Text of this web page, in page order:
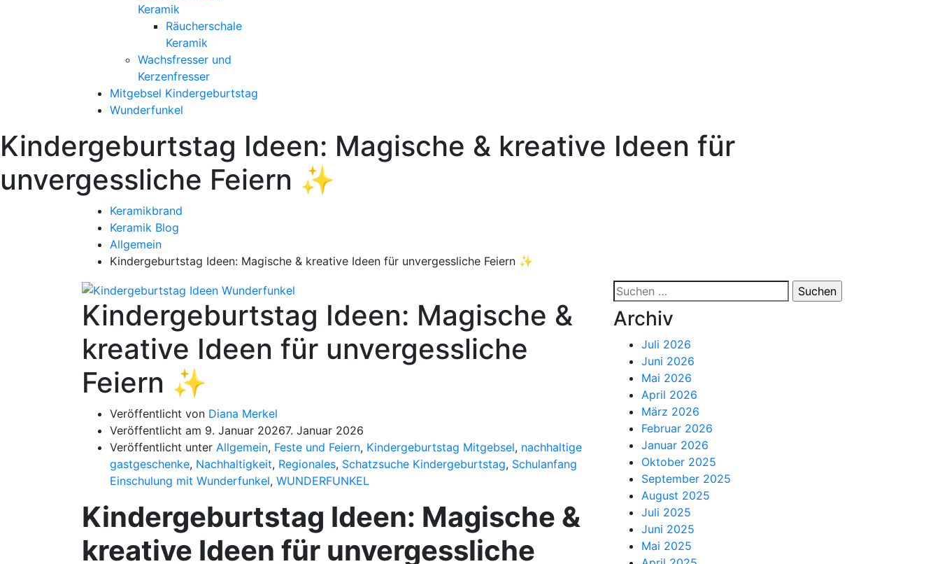
Keramik
Räucherschale
Keramik
Wachsfresser und
Kerzenfresser
Mitgebsel Kindergeburtstag
Wunderfunkel
Kindergeburtstag Ideen: Magische & kreative Ideen für
unvergessliche Feiern ✨
Keramikbrand
Keramik Blog
Allgemein
Kindergeburtstag Ideen: Magische & kreative Ideen für unvergessliche Feiern ✨
Kindergeburtstag Ideen: Magische &
kreative Ideen für unvergessliche
Feiern ✨
Veröffentlicht von Diana Merkel
Veröffentlicht am 9. Januar 20267. Januar 2026
Veröffentlicht unter Allgemein, Feste und Feiern, Kindergeburtstag Mitgebsel, nachhaltige
gastgeschenke, Nachhaltigkeit, Regionales, Schatzsuche Kindergeburtstag, Schulanfang
Einschulung mit Wunderfunkel, WUNDERFUNKEL
Kindergeburtstag Ideen: Magische &
kreative Ideen für unvergessliche
Suchen
nach:
Archiv
Juli 2026
Juni 2026
Mai 2026
April 2026
März 2026
Februar 2026
Januar 2026
Oktober 2025
September 2025
August 2025
Juli 2025
Juni 2025
Mai 2025